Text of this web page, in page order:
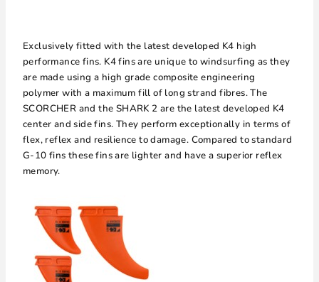
Exclusively fitted with the latest developed K4 high
performance fins. K4 fins are unique to windsurfing as they
are made using a high grade composite engineering
polymer with a maximum fill of long strand fibres. The
SCORCHER and the SHARK 2 are the latest developed K4
center and side fins. They perform exceptionally in terms of
flex, reflex and resilience to damage. Compared to standard
G-10 fins these fins are lighter and have a superior reflex
memory.